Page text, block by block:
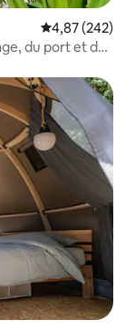
Évaluation
4,87 (242)
du port et des